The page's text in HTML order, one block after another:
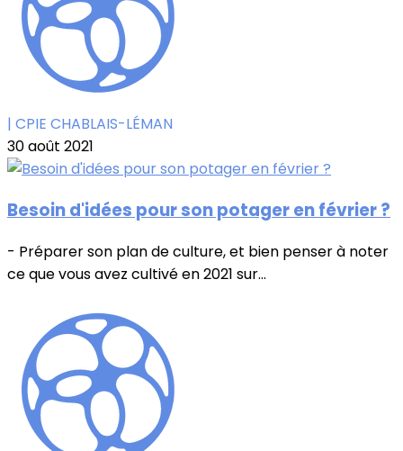
| CPIE CHABLAIS-LÉMAN
30 août 2021
Besoin d'idées pour son potager en février ?
- Préparer son plan de culture, et bien penser à noter
ce que vous avez cultivé en 2021 sur...